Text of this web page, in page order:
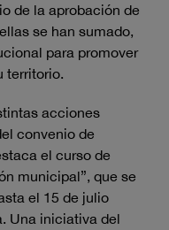
de la aprobación de
se han sumado,
para promover
territorio.
acciones
convenio de
el curso de
municipal”, que se
el 15 de julio
Una iniciativa del